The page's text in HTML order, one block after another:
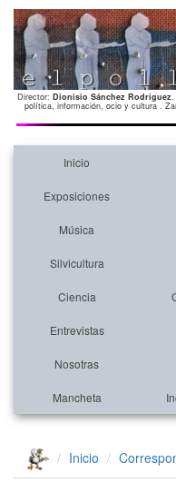
Director: Dionisio Sánchez Rodríguez.
política, información, ocio y cultura .
Inicio
Exposiciones
Música
Silvicultura
Ciencia
Entrevistas
Nosotras
Mancheta
Inicio